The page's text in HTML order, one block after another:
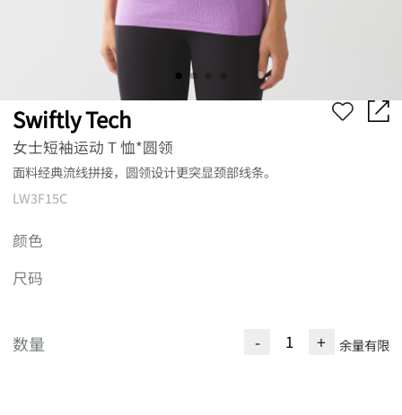
Swiftly Tech
女士短袖运动 T 恤*圆领
面料经典流线拼接，圆领设计更突显颈部线条。
LW3F15C
颜色
尺码
数量 - + 余量有限